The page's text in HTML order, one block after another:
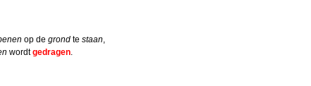
op de grondte staan,
wordtgedragen.